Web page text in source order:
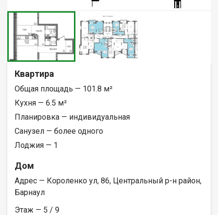
Квартира
Общая площадь — 101.8 м²
Кухня — 6.5 м²
Планировка — индивидуальная
Санузел — более одного
Лоджия — 1
Дом
Адрес — Короленко ул, 86, Центральный р-н район,
Барнаул
Этаж — 5 / 9